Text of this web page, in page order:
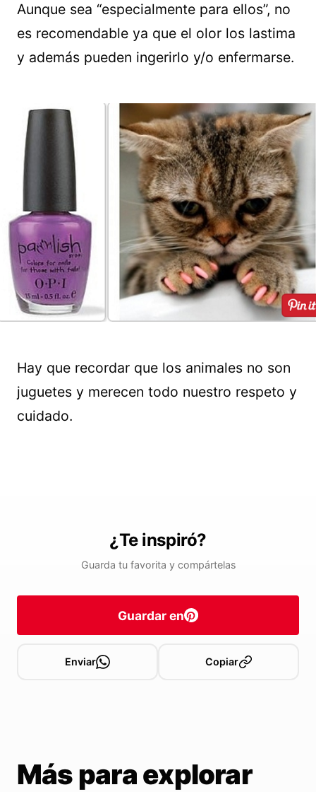
Aunque sea “especialmente para ellos”, no
es recomendable ya que el olor los lastima
y además pueden ingerirlo y/o enfermarse.
Hay que recordar que los animales no son
juguetes y merecen todo nuestro respeto y
cuidado.
¿Te inspiró?
Guarda tu favorita y compártelas
Guardar en
Enviar Copiar
Más para explorar